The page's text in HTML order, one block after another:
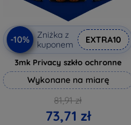
-10%
Zniżka z
kuponem
EXTRA10
3mk Privacy szkło ochronne
Wykonane na miarę
81,91 zł
73,71 zł